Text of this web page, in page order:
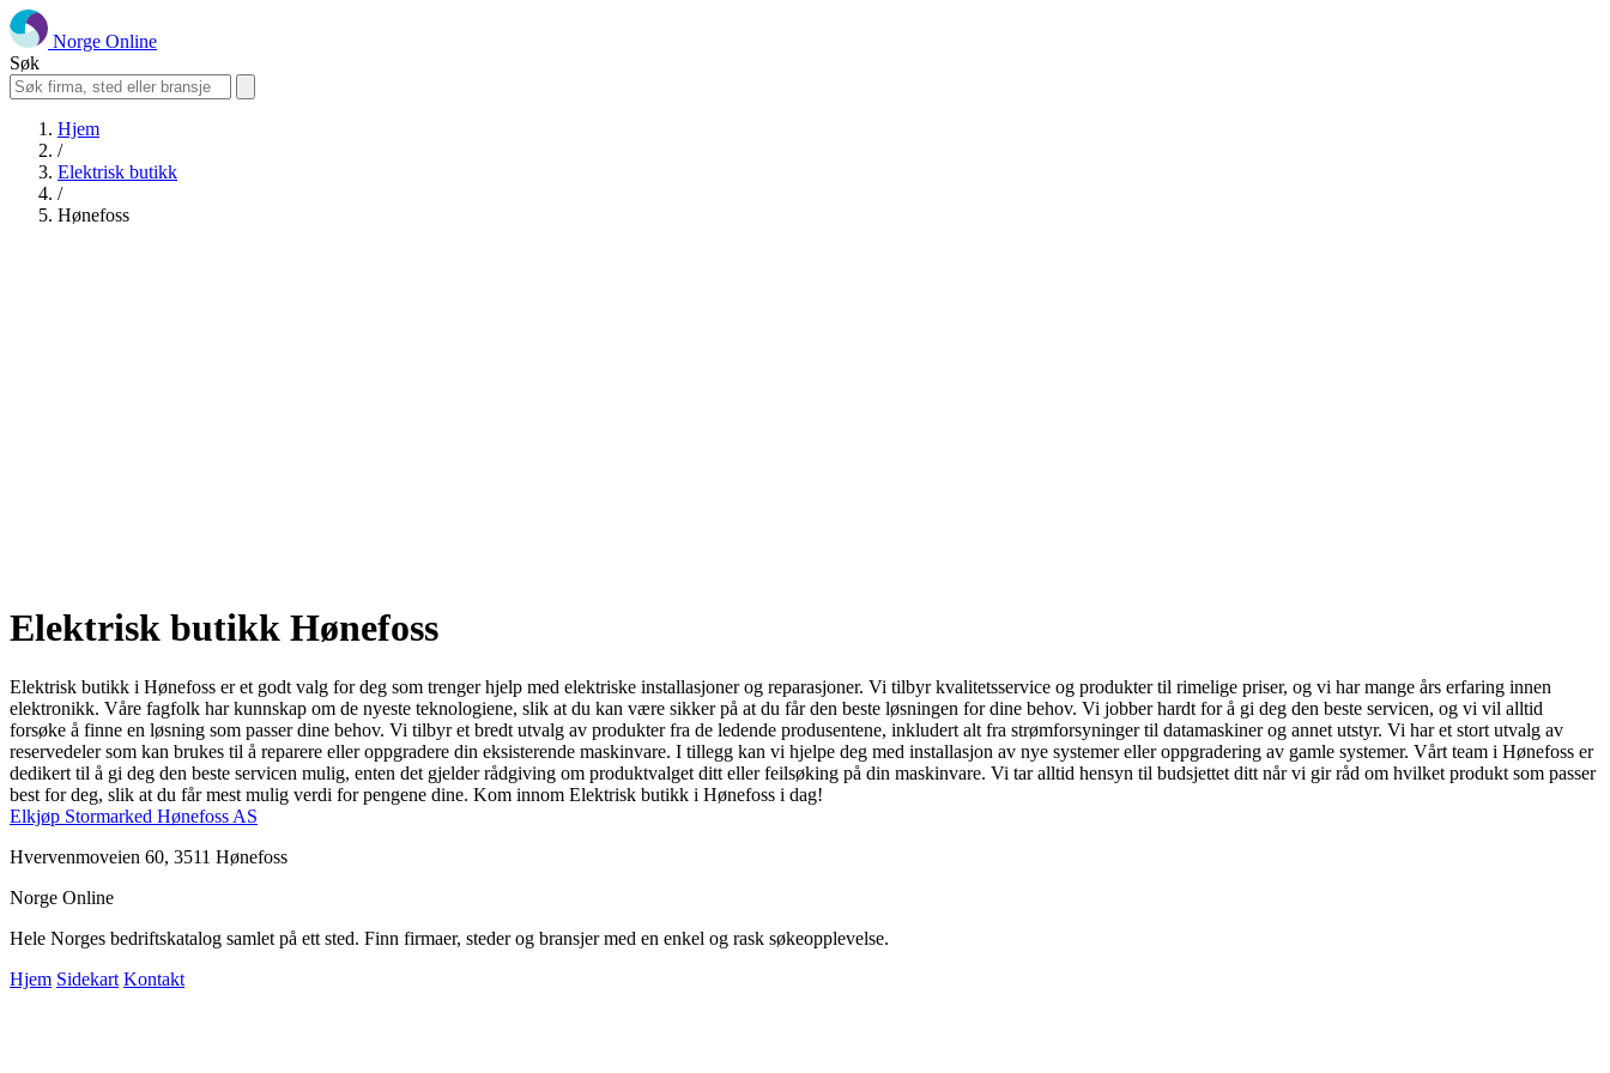
Norge Online
Søk
Hjem
/
Elektrisk butikk
/
Hønefoss
Elektrisk butikk Hønefoss
Elektrisk butikk i Hønefoss er et godt valg for deg som trenger hjelp med elektriske installasjoner og reparasjoner. Vi tilbyr kvalitetsservice og produkter til rimelige priser, og vi har mange års erfaring innen
elektronikk. Våre fagfolk har kunnskap om de nyeste teknologiene, slik at du kan være sikker på at du får den beste løsningen for dine behov. Vi jobber hardt for å gi deg den beste servicen, og vi vil alltid
forsøke å finne en løsning som passer dine behov. Vi tilbyr et bredt utvalg av produkter fra de ledende produsentene, inkludert alt fra strømforsyninger til datamaskiner og annet utstyr. Vi har et stort utvalg av
reservedeler som kan brukes til å reparere eller oppgradere din eksisterende maskinvare. I tillegg kan vi hjelpe deg med installasjon av nye systemer eller oppgradering av gamle systemer. Vårt team i Hønefoss er
dedikert til å gi deg den beste servicen mulig, enten det gjelder rådgiving om produktvalget ditt eller feilsøking på din maskinvare. Vi tar alltid hensyn til budsjettet ditt når vi gir råd om hvilket produkt som passer
best for deg, slik at du får mest mulig verdi for pengene dine. Kom innom Elektrisk butikk i Hønefoss i dag!
Elkjøp Stormarked Hønefoss AS
Hvervenmoveien 60, 3511 Hønefoss
Norge Online
Hele Norges bedriftskatalog samlet på ett sted. Finn firmaer, steder og bransjer med en enkel og rask søkeopplevelse.
Hjem Sidekart Kontakt